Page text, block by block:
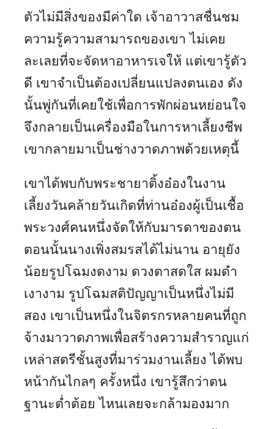
ตัวไม่มีสิ่งของมีค่าใด เจ้าอาวาสชื่นชม
ความรู้ความสามารถของเขา ไม่เคย
ละเลยที่จะจัดหาอาหารเจให้ แต่เขารู้ตัว
ดี เขาจำเป็นต้องเปลี่ยนแปลงตนเอง ดัง
นั้นพู่กันที่เคยใช้เพื่อการพักผ่อนหย่อนใจ
จึงกลายเป็นเครื่องมือในการหาเลี้ยงชีพ
เขากลายมาเป็นช่างวาดภาพด้วยเหตุนี้
เขาได้พบกับพระชายาติ้งอ๋องในงาน
เลี้ยงวันคล้ายวันเกิดที่ท่านอ๋องผู้เป็นเชื้อ
พระวงศ์คนหนึ่งจัดให้กับมารดาของตน
ตอนนั้นนางเพิ่งสมรสได้ไม่นาน อายุยัง
น้อยรูปโฉมงดงาม ดวงตาสดใส ผมดำ
เงางาม รูปโฉมสติปัญญาเป็นหนึ่งไม่มี
สอง เขาเป็นหนึ่งในจิตรกรหลายคนที่ถูก
จ้างมาวาดภาพเพื่อสร้างความสำราญแก่
เหล่าสตรีชั้นสูงที่มาร่วมงานเลี้ยง ได้พบ
หน้ากันไกลๆ ครั้งหนึ่ง เขารู้สึกว่าตน
ฐานะต่ำต้อย ไหนเลยจะกล้ามองมาก